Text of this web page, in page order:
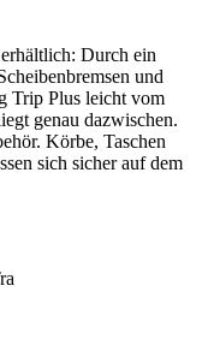
Durch ein
und
Trip Plus leicht vom
genau dazwischen.
Körbe, Taschen
sich sicher auf dem